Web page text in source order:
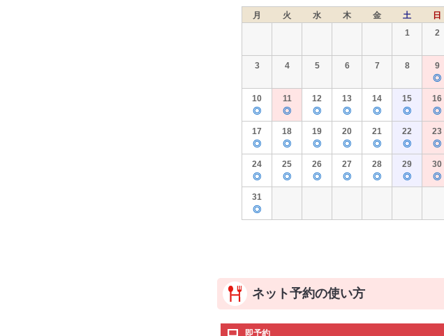
月 火 水 木 金 土
日
1
2
3 4 5 6 7 8
9
◎
10
◎
11
◎
12
◎
13
◎
14
◎
15
◎
16
◎
17
◎
18
◎
19
◎
20
◎
21
◎
22
◎
23
◎
24
◎
25
◎
26
◎
27
◎
28
◎
29
◎
30
◎
31
◎
ネット予約の使い方
即予約